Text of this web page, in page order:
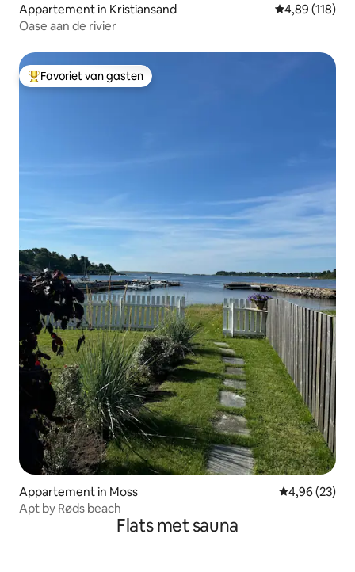
Appartement in Kristiansand Gemiddelde
4,89 (118)
Oase aan de rivier
Topfavoriet van gasten
Favoriet van gasten
Appartement in Moss Gemiddelde
4,96 (23)
Apt by Røds beach
Flats met sauna